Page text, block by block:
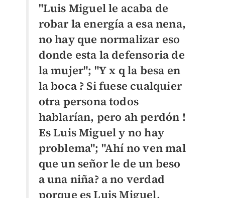
"Luis Miguel le acaba de
robar la energía a esa nena,
no hay que normalizar eso
donde esta la defensoria de
la mujer"; "Y x q la besa en
la boca ? Si fuese cualquier
otra persona todos
hablarían, pero ah perdón !
Es Luis Miguel y no hay
problema"; "Ahí no ven mal
que un señor le de un beso
a una niña? a no verdad
porque es Luis Miguel,